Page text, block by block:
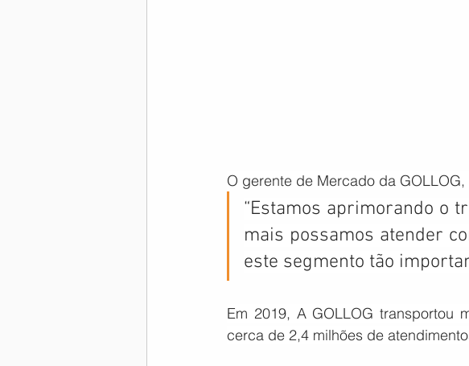
O gerente de Mercado da
“Estamos aprimorando o
mais possamos atender
este segmento tão
Em 2019, A GOLLOG transportou
cerca de 2,4 milhões de